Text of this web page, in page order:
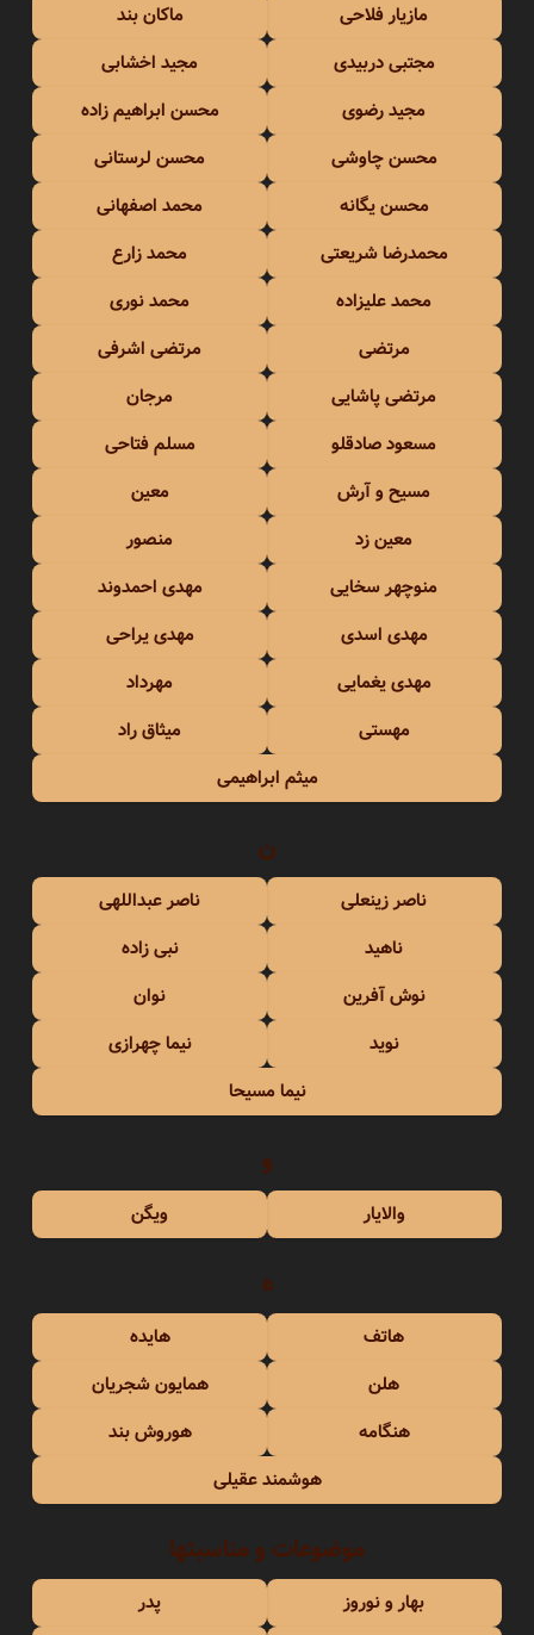
مازیار فلاحی
ماکان بند
مجتبی دربیدی
مجید اخشابی
مجید رضوی
محسن ابراهیم زاده
محسن چاوشی
محسن لرستانی
محسن یگانه
محمد اصفهانی
محمدرضا شریعتی
محمد زارع
محمد علیزاده
محمد نوری
مرتضی
مرتضی اشرفی
مرتضی پاشایی
مرجان
مسعود صادقلو
مسلم فتاحی
مسیح و آرش
معین
معین زد
منصور
منوچهر سخایی
مهدی احمدوند
مهدی اسدی
مهدی یراحی
مهدی یغمایی
مهرداد
مهستی
میثاق راد
میثم ابراهیمی
ن
ناصر زینعلی
ناصر عبداللهی
ناهید
نبی زاده
نوش آفرین
نوان
نوید
نیما چهرازی
نیما مسیحا
و
والایار ویگن
ه
هاتف
هایده
هلن
همایون شجریان
هنگامه
هوروش بند
هوشمند عقیلی
موضوعات و مناسبتها
بهار و نوروز پدر